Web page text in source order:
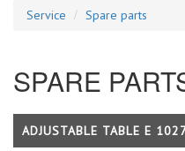
Service Spare parts
SPARE
ADJUSTABLE TABLE E